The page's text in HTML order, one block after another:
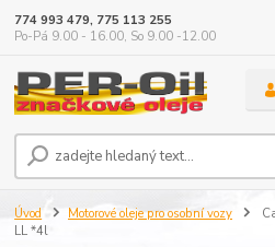
774 993 479, 775 113 255
Po-Pá 9.00 - 16.00, So 9.00 -12.00
Úvod Motorové oleje pro osobní vozy
LL *4l